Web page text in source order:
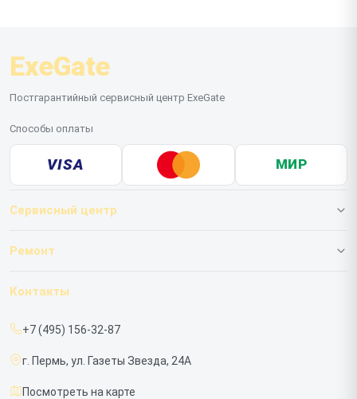
ExeGate
Постгарантийный сервисный центр ExeGate
Способы оплаты
VISA МИР
Сервисный центр
О нашем сервисе
Срочный ремонт
Доставка и способы оплаты
Ремонт
ИБП
Контакты
+7 (495) 156-32-87
г. Пермь, ул. Газеты Звезда, 24А
Посмотреть на карте